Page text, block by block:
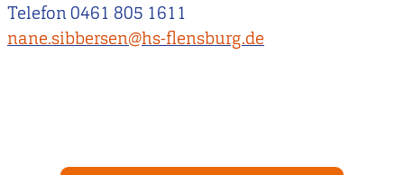
Telefon 0461 805 1611
nane.sibbersen@hs-flensburg.de